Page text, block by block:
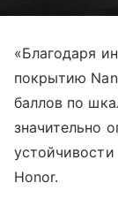
«Благодаря
покрытию
баллов по
значительно
Honor.